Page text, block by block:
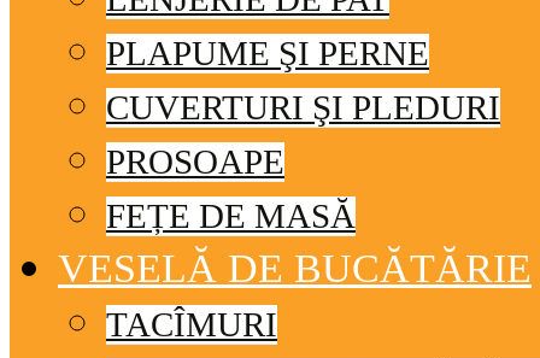
PLAPUME ŞI PERNE
CUVERTURI ŞI PLEDURI
PROSOAPE
FEȚE DE MASĂ
VESELĂ DE BUCĂTĂRIE
TACÎMURI